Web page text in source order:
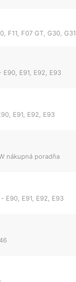
F11, F07 GT, G30, G31
E90, E91, E92, E93
E91, E92, E93
nákupná poradňa
E90, E91, E92, E93